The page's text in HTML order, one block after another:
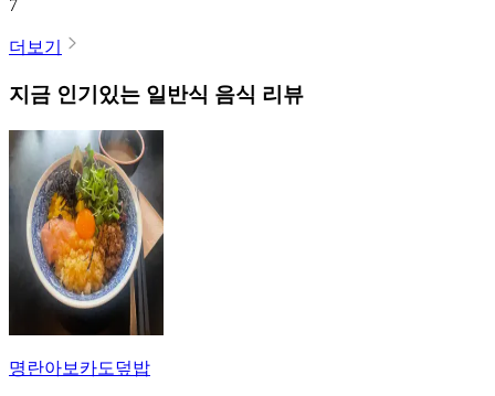
7
더보기
지금 인기있는 일반식 음식 리뷰
명란아보카도덮밥